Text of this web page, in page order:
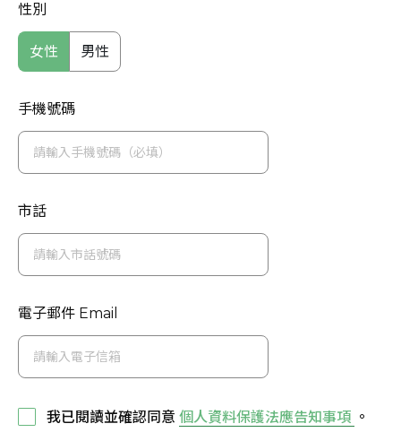
性別
女性 男性
手機號碼
市話
電子郵件 Email
我已閱讀並確認同意 個人資料保護法應告知事項 。